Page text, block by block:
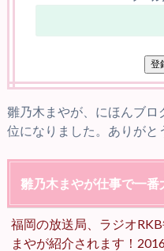
雛乃木まやが、にほんブロ
位になりました。ありがと
雛乃木まやが仕事で一番
福岡の放送局、ラジオ
まやが紹介されます！